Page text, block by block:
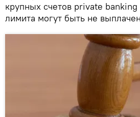
крупных счетов private
лимита могут быть не